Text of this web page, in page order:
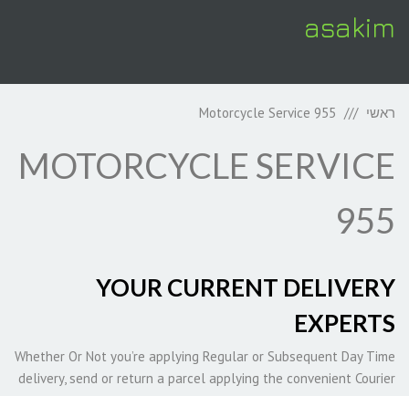
asakim
ראשי Motorcycle Service 955
MOTORCYCLE SERVICE
955
YOUR CURRENT DELIVERY
EXPERTS
Whether Or Not you’re applying Regular or Subsequent Day Time
delivery, send or return a parcel applying the convenient Courier